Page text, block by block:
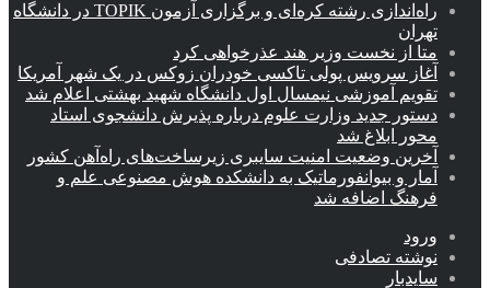
راه‌اندازی رشته کره‌ای و برگزاری آزمون TOPIK در دانشگاه
تهران
متا از نخست وزیر هند عذرخواهی کرد
آغاز سرویس پولی تاکسی خودران زوکس در یک شهر آمریکا
تقویم آموزشی نیمسال اول دانشگاه شهید بهشتی اعلام شد
دستور جدید وزارت علوم درباره پذیرش دانشجوی استاد
محور ابلاغ شد
آخرین وضعیت امنیت سایبری زیرساخت‌های راه‌آهن کشور
آمار و بیوانفورماتیک به دانشکده هوش مصنوعی علم و
فرهنگ اضافه شد
ورود
نوشته تصادفی
سایدبار